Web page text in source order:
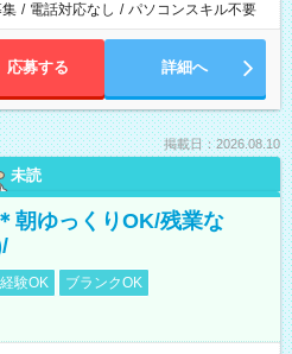
/ 電話対応なし / パソコンスキル不要
応募する 詳細へ
掲載日：2026.08.10
未読
朝ゆっくりOK/残業な
験OK
ブランクOK